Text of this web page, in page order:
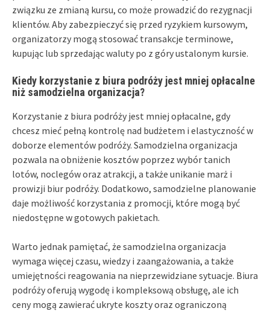
związku ze zmianą kursu, co może prowadzić do rezygnacji
klientów. Aby zabezpieczyć się przed ryzykiem kursowym,
organizatorzy mogą stosować transakcje terminowe,
kupując lub sprzedając waluty po z góry ustalonym kursie.
Kiedy korzystanie z biura podróży jest mniej opłacalne
niż samodzielna organizacja?
Korzystanie z biura podróży jest mniej opłacalne, gdy
chcesz mieć pełną kontrolę nad budżetem i elastyczność w
doborze elementów podróży. Samodzielna organizacja
pozwala na obniżenie kosztów poprzez wybór tanich
lotów, noclegów oraz atrakcji, a także unikanie marż i
prowizji biur podróży. Dodatkowo, samodzielne planowanie
daje możliwość korzystania z promocji, które mogą być
niedostępne w gotowych pakietach.
Warto jednak pamiętać, że samodzielna organizacja
wymaga więcej czasu, wiedzy i zaangażowania, a także
umiejętności reagowania na nieprzewidziane sytuacje. Biura
podróży oferują wygodę i kompleksową obsługę, ale ich
ceny mogą zawierać ukryte koszty oraz ograniczoną